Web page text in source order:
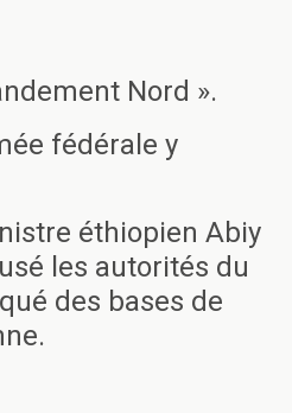
Nord ».
fédérale y
éthiopien Abiy
les autorités du
des bases de